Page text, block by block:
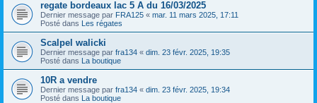
regate bordeaux lac 5 A du 16/03/2025
Dernier message par FRA125 « mar. 11 mars 2025, 17:11
Posté dans Les régates
Scalpel walicki
Dernier message par fra134 « dim. 23 févr. 2025, 19:35
Posté dans La boutique
10R a vendre
Dernier message par fra134 « dim. 23 févr. 2025, 19:34
Posté dans La boutique